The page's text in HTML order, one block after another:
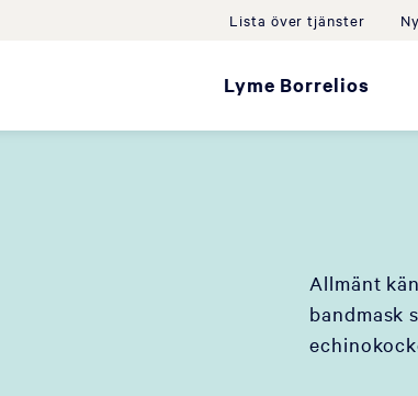
Lista över tjänster
Lyme Borrelios
Allmänt
bandmask